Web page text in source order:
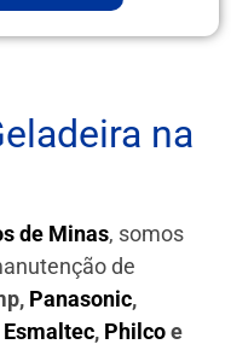
na
de Minas, somos
de
Panasonic,
Esmaltec, Philcoe